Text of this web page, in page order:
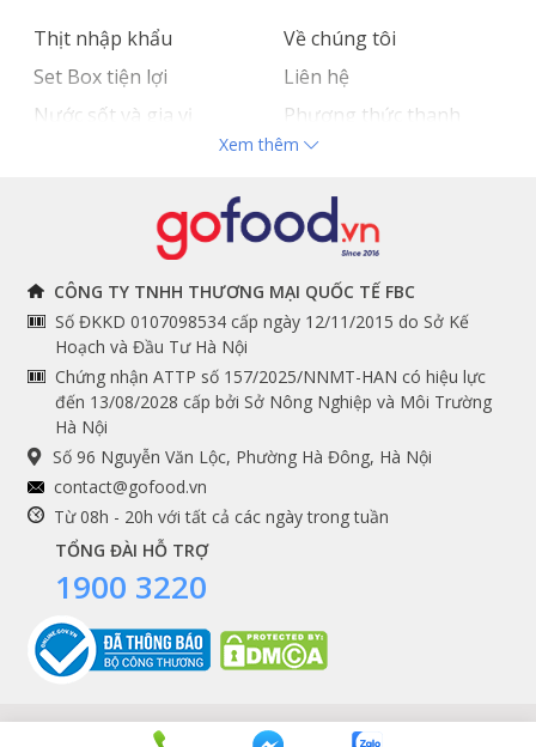
Thịt nhập khẩu
Set Box tiện lợi
Nước sốt và gia vị
Về chúng tôi
Liên hệ
Phương thức thanh
toán
Tuyển dụng
THÔNG TIN
Chính sách và quy định
chung
Hướng dẫn đặt hàng
Cam kết chất lượng
THEO DÕI NGAY
Facebook
Instagram
Youtube
Tiktok
Shopee
DỊCH VỤ
Premium services
Tích điểm khách hàng
Xem thêm
CÔNG TY TNHH THƯƠNG MẠI QUỐC TẾ FBC
Số ĐKKD 0107098534 cấp ngày 12/11/2015 do Sở Kế
Hoạch và Đầu Tư Hà Nội
Chứng nhận ATTP số 157/2025/NNMT-HAN có hiệu lực
đến 13/08/2028 cấp bởi Sở Nông Nghiệp và Môi Trường
Hà Nội
Số 96 Nguyễn Văn Lộc, Phường Hà Đông, Hà Nội
contact@gofood.vn
Từ 08h - 20h với tất cả các ngày trong tuần
TỔNG ĐÀI HỖ TRỢ
1900 3220
Copyrights © 2016 - 2026 Gofood. All Rights Reserved